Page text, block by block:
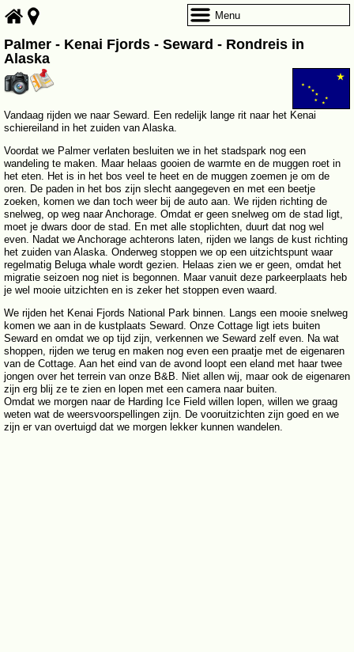
Palmer - Kenai Fjords - Seward - Rondreis in
Alaska
Vandaag rijden we naar Seward. Een redelijk lange rit naar het Kenai
schiereiland in het zuiden van Alaska.
Voordat we Palmer verlaten besluiten we in het stadspark nog een
wandeling te maken. Maar helaas gooien de warmte en de muggen roet in
het eten. Het is in het bos veel te heet en de muggen zoemen je om de
oren. De paden in het bos zijn slecht aangegeven en met een beetje
zoeken, komen we dan toch weer bij de auto aan. We rijden richting de
snelweg, op weg naar Anchorage. Omdat er geen snelweg om de stad ligt,
moet je dwars door de stad. En met alle stoplichten, duurt dat nog wel
even. Nadat we Anchorage achterons laten, rijden we langs de kust richting
het zuiden van Alaska. Onderweg stoppen we op een uitzichtspunt waar
regelmatig Beluga whale wordt gezien. Helaas zien we er geen, omdat het
migratie seizoen nog niet is begonnen. Maar vanuit deze parkeerplaats heb
je wel mooie uitzichten en is zeker het stoppen even waard.
We rijden het Kenai Fjords National Park binnen. Langs een mooie snelweg
komen we aan in de kustplaats Seward. Onze Cottage ligt iets buiten
Seward en omdat we op tijd zijn, verkennen we Seward zelf even. Na wat
shoppen, rijden we terug en maken nog even een praatje met de eigenaren
van de Cottage. Aan het eind van de avond loopt een eland met haar twee
jongen over het terrein van onze B&B. Niet allen wij, maar ook de eigenaren
zijn erg blij ze te zien en lopen met een camera naar buiten.
Omdat we morgen naar de Harding Ice Field willen lopen, willen we graag
weten wat de weersvoorspellingen zijn. De vooruitzichten zijn goed en we
zijn er van overtuigd dat we morgen lekker kunnen wandelen.
Menu